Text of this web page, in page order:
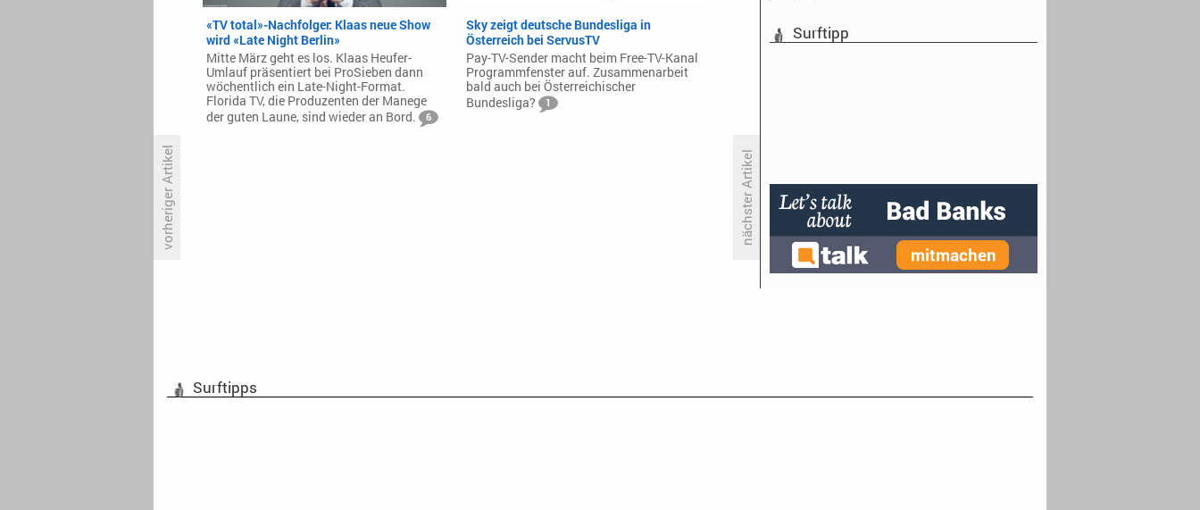
vorheriger Artikel nächster Artikel
«TV total»-Nachfolger: Klaas neue Show
wird «Late Night Berlin»
Mitte März geht es los. Klaas Heufer-
Umlauf präsentiert bei ProSieben dann
wöchentlich ein Late-Night-Format.
Florida TV, die Produzenten der Manege
der guten Laune, sind wieder an Bord.
6
Sky zeigt deutsche Bundesliga in
Österreich bei ServusTV
Pay-TV-Sender macht beim Free-TV-Kanal
Programmfenster auf. Zusammenarbeit
bald auch bei Österreichischer
Bundesliga?
1
Surftipp
Surftipps